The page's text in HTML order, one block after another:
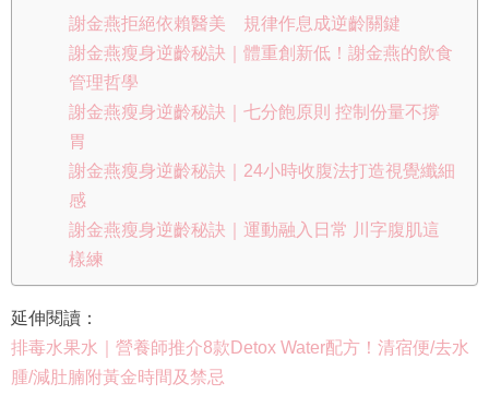
謝金燕拒絕依賴醫美 規律作息成逆齡關鍵
謝金燕瘦身逆齡秘訣｜體重創新低！謝金燕的飲食
管理哲學
謝金燕瘦身逆齡秘訣｜七分飽原則 控制份量不撐
胃
謝金燕瘦身逆齡秘訣｜24小時收腹法打造視覺纖細
感
謝金燕瘦身逆齡秘訣｜運動融入日常 川字腹肌這
樣練
延伸閱讀：
排毒水果水｜營養師推介8款Detox Water配方！清宿便/去水
腫/減肚腩附黃金時間及禁忌